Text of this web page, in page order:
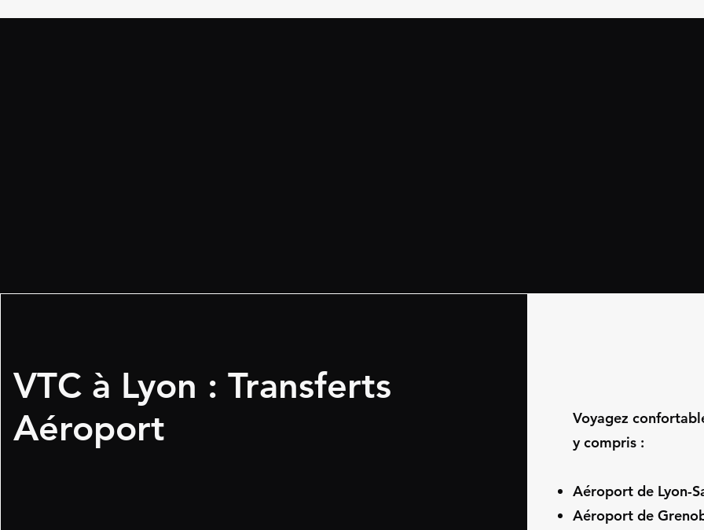
VTC à Lyon : Transferts
Aéroport
Voyagez
y compris :
Aéroport de Lyon-
Aéroport de